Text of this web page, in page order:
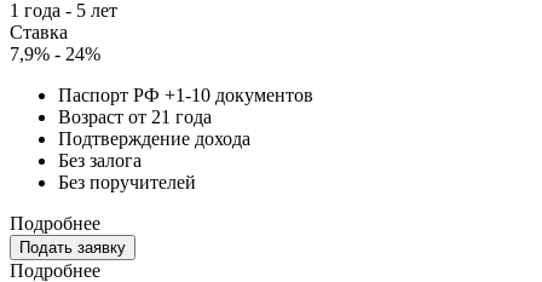
1 года - 5 лет
Ставка
7,9% - 24%
Паспорт РФ +1-10 документов
Возраст от 21 года
Подтверждение дохода
Без залога
Без поручителей
Подробнее
Подать заявку
Подробнее